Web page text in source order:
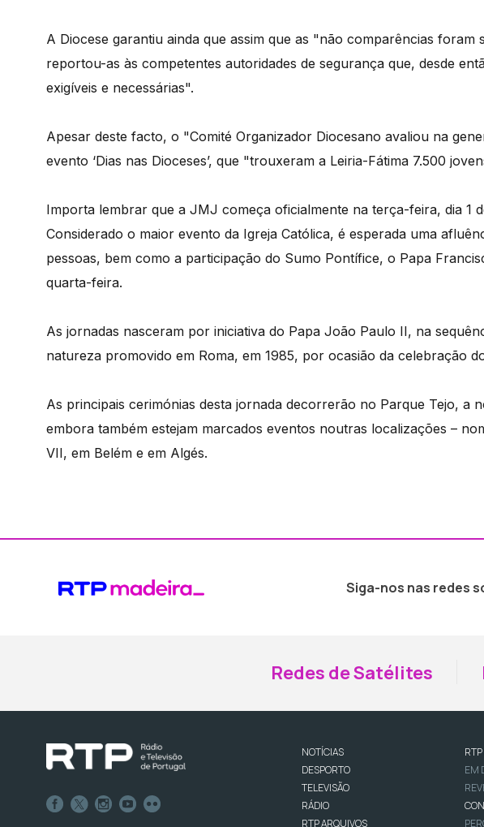
A Diocese garantiu ainda que assim que as "não comparências foram
reportou-as às competentes autoridades de segurança que, desde
exigíveis e necessárias".
Apesar deste facto, o "Comité Organizador Diocesano avaliou na
evento ‘Dias nas Dioceses’, que "trouxeram a Leiria-Fátima 7.500
Importa lembrar que a JMJ começa oficialmente na terça-feira, dia 1
Considerado o maior evento da Igreja Católica, é esperada uma
pessoas, bem como a participação do Sumo Pontífice, o Papa
quarta-feira.
As jornadas nasceram por iniciativa do Papa João Paulo II, na
natureza promovido em Roma, em 1985, por ocasião da celebração
As principais cerimónias desta jornada decorrerão no Parque Tejo, a
embora também estejam marcados eventos noutras localizações –
VII, em Belém e em Algés.
Siga-nos nas redes
Redes de Satélites
NOTÍCIAS
DESPORTO
TELEVISÃO
RÁDIO
RTP ARQUIVOS
EM